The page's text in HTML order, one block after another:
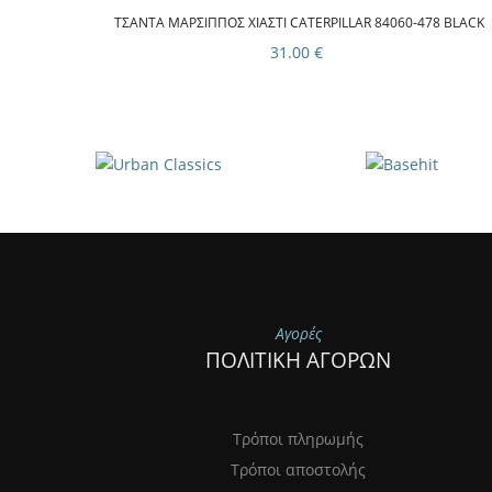
ΤΣΆΝΤΑ ΜΆΡΣΙΠΠΟΣ ΧΙΑΣΤΊ CATERPILLAR 84060-478 BLACK
31.00 €
Αγορές
ΠΟΛΙΤΙΚΗ ΑΓΟΡΩΝ
Τρόποι πληρωμής
Τρόποι αποστολής